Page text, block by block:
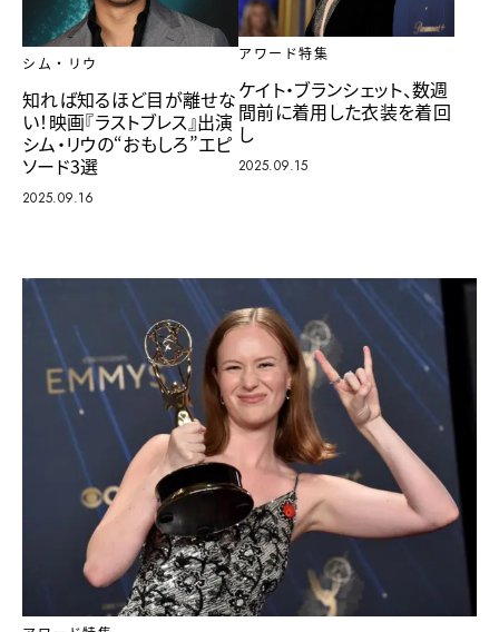
シム・リウ
知れば知るほど目が離せな
い！映画『ラストブレス』出演
シム・リウの“おもしろ”エピ
ソード3選
2025.09.16
アワード特集
ケイト・ブランシェット、数週
間前に着用した衣装を着回
し
2025.09.15